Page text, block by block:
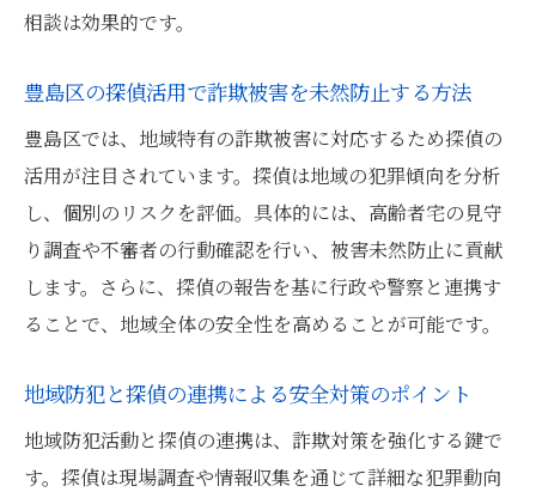
活用法
豊島区安全安心メールの情報を活かす防犯
探偵ならではの詐欺調査がもたらす安心感
探偵による詐欺調査の流れと利用時の注意
点
豊島区で多発する詐欺手口と探偵の調査事
探偵の詐欺調査が安心感につながる理由を
解説
詐欺被害相談時に探偵ができる具体的サポ
相談は効果的です。
豊島区の探偵活用で詐欺被害を未然防止する方法
豊島区では、地域特有の詐欺被害に対応するため探偵の
活用が注目されています。探偵は地域の犯罪傾向を分析
し、個別のリスクを評価。具体的には、高齢者宅の見守
り調査や不審者の行動確認を行い、被害未然防止に貢献
します。さらに、探偵の報告を基に行政や警察と連携す
ることで、地域全体の安全性を高めることが可能です。
地域防犯と探偵の連携による安全対策のポイント
地域防犯活動と探偵の連携は、詐欺対策を強化する鍵で
す。探偵は現場調査や情報収集を通じて詳細な犯罪動向